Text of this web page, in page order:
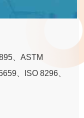
、ASTM
、ISO 8296、